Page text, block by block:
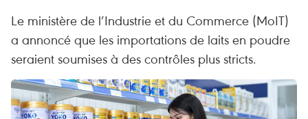
Le ministère de l’Industrie et du Commerce (MoIT)
a annoncé que les importations de laits en poudre
seraient soumises à des contrôles plus stricts.